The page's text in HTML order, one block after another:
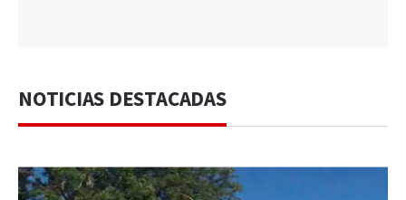
NOTICIAS DESTACADAS